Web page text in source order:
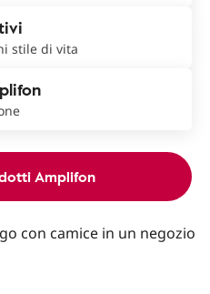
stile di vita
Amplifon